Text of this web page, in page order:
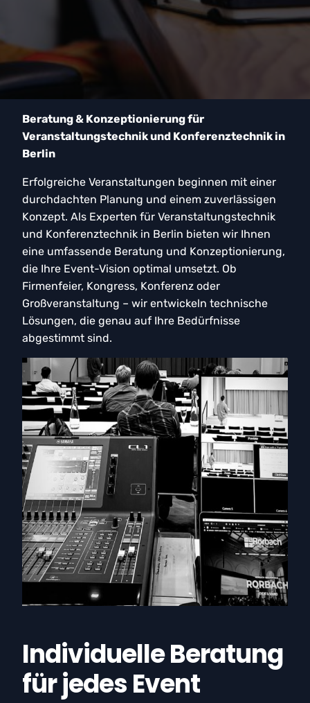
Beratung & Konzeptionierung für
Veranstaltungstechnik und Konferenztechnik in
Berlin
Erfolgreiche Veranstaltungen beginnen mit einer
durchdachten Planung und einem zuverlässigen
Konzept. Als Experten für Veranstaltungstechnik
und Konferenztechnik in Berlin bieten wir Ihnen
eine umfassende Beratung und Konzeptionierung,
die Ihre Event-Vision optimal umsetzt. Ob
Firmenfeier, Kongress, Konferenz oder
Großveranstaltung – wir entwickeln technische
Lösungen, die genau auf Ihre Bedürfnisse
abgestimmt sind.
Individuelle Beratung
für jedes Event